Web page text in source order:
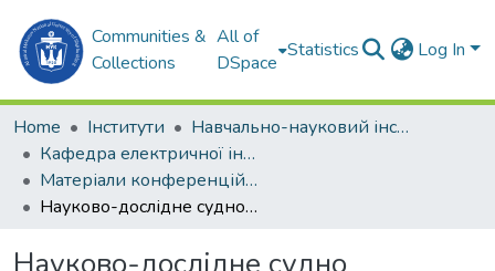
Communities &
Collections
All of
DSpace
Statistics Log In
Home Інститути
Навчально-науковий інститут автоматики та електротехніки (ННІАЕ)
Кафедра електричної інженерії суднових та роботизованих комплексів (ЕІС та РК)
Матеріали конференцій (ЕІС та РК)
Науково-дослідне судно «ДЕЛЬТА» як базовий плавзасіб НУК